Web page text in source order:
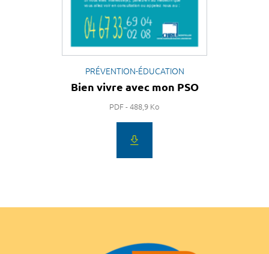
PRÉVENTION-ÉDUCATION
Bien vivre avec mon PSO
PDF - 488,9 Ko